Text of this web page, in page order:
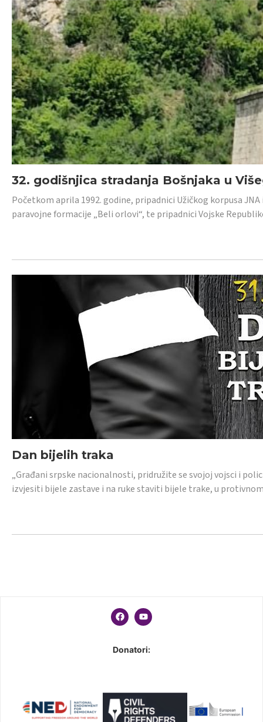
32. godišnjica stradanja Bošnjaka u
Početkom aprila 1992. godine, pripadnici Užičkog korpusa
paravojne formacije „Beli orlovi“, te pripadnici Vojske
Dan bijelih traka
„Građani srpske nacionalnosti, pridružite se svojoj vojsci i
izvjesiti bijele zastave i na ruke staviti bijele trake, u
Donatori: